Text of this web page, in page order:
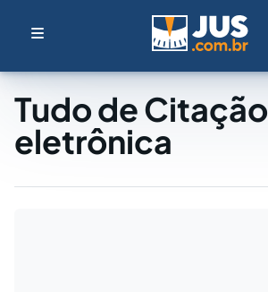
Tudo de Citação
eletrônica